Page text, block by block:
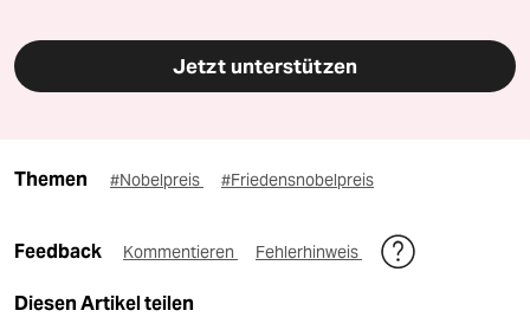
Jetzt unterstützen
Themen #Nobelpreis #Friedensnobelpreis
Feedback Kommentieren Fehlerhinweis
Diesen Artikel teilen